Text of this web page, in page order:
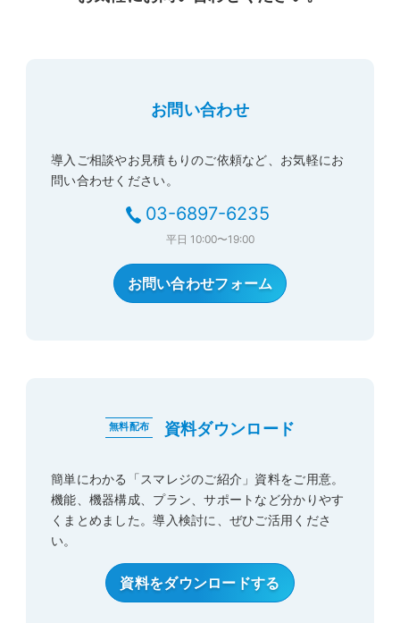
お問い合わせ
導入ご相談やお見積もりのご依頼など、お気軽にお
問い合わせください。
03-6897-6235
平日 10:00〜19:00
お問い合わせフォーム
無料配布 資料ダウンロード
簡単にわかる「スマレジのご紹介」資料をご用意。
機能、機器構成、プラン、サポートなど分かりやす
くまとめました。導入検討に、ぜひご活用くださ
い。
資料をダウンロードする